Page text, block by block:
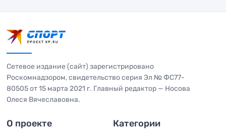
Сетевое издание (сайт) зарегистрировано
Роскомнадзором, свидетельство серия Эл № ФС77-
80505 от 15 марта 2021 г. Главный редактор — Носова
Олеся Вячеславовна.
О проекте Категории